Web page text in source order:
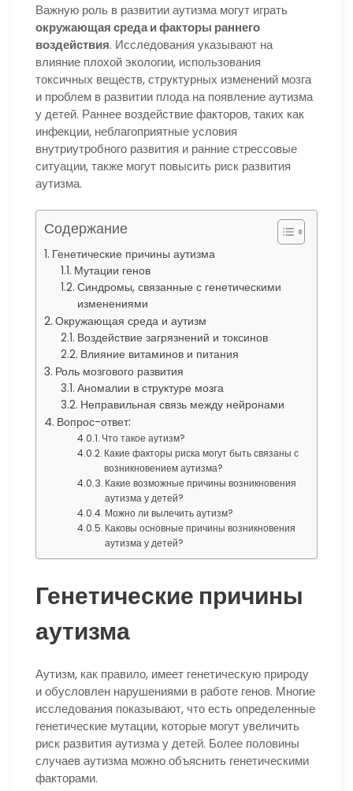
Важную роль в развитии аутизма могут играть
окружающая среда и факторы раннего
воздействия. Исследования указывают на
влияние плохой экологии, использования
токсичных веществ, структурных изменений мозга
и проблем в развитии плода на появление аутизма
у детей. Раннее воздействие факторов, таких как
инфекции, неблагоприятные условия
внутриутробного развития и ранние стрессовые
ситуации, также могут повысить риск развития
аутизма.
Содержание
Генетические причины аутизма
Мутации генов
Синдромы, связанные с генетическими
изменениями
Окружающая среда и аутизм
Воздействие загрязнений и токсинов
Влияние витаминов и питания
Роль мозгового развития
Аномалии в структуре мозга
Неправильная связь между нейронами
Вопрос-ответ:
Что такое аутизм?
Какие факторы риска могут быть связаны с
возникновением аутизма?
Какие возможные причины возникновения
аутизма у детей?
Можно ли вылечить аутизм?
Каковы основные причины возникновения
аутизма у детей?
Генетические причины
аутизма
Аутизм, как правило, имеет генетическую природу
и обусловлен нарушениями в работе генов. Многие
исследования показывают, что есть определенные
генетические мутации, которые могут увеличить
риск развития аутизма у детей. Более половины
случаев аутизма можно объяснить генетическими
факторами.